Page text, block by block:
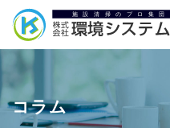
コラム